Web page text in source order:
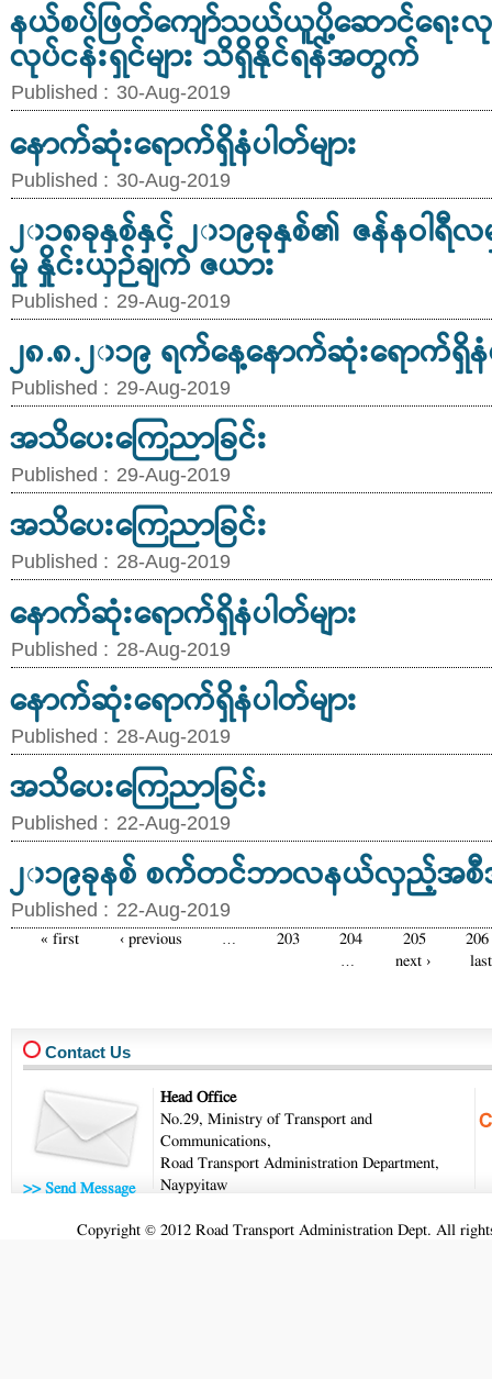
နယ်စပ်ဖြတ်ကျော်သယ်ယူပို့ဆောင်ရေး
လုပ်ငန်းရှင်များ သိရှိနိုင်ရန်အတွက်
Published : 30-Aug-2019
နောက်ဆုံးရောက်ရှိနံပါတ်များ
Published : 30-Aug-2019
၂၀၁၈ခုနှစ်နှင့် ၂၀၁၉ခုနှစ်၏ ဇန်န
မှု နှိုင်းယှဉ်ချက် ဇယား
Published : 29-Aug-2019
၂၈.၈.၂၀၁၉ ရက်နေ့နောက်ဆုံးရောက်ရှိနံ
Published : 29-Aug-2019
အသိပေးကြေညာခြင်း
Published : 29-Aug-2019
အသိပေးကြေညာခြင်း
Published : 28-Aug-2019
နောက်ဆုံးရောက်ရှိနံပါတ်များ
Published : 28-Aug-2019
နောက်ဆုံးရောက်ရှိနံပါတ်များ
Published : 28-Aug-2019
အသိပေးကြေညာခြင်း
Published : 22-Aug-2019
၂၀၁၉ခုနစ် စက်တင်ဘာလနယ်လှည့်အ
Published : 22-Aug-2019
« first ‹ previous … 203 204 205
206
…
next ›
Contact Us
>> Send Message
Head Office
No.29, Ministry of Transport and
Communications,
Road Transport Administration Department,
Naypyitaw
Copyright © 2012 Road Transport Administration Dept. All